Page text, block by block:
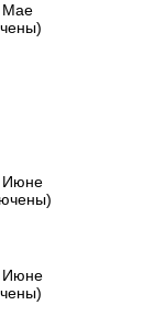
Мае
Июне
Июне